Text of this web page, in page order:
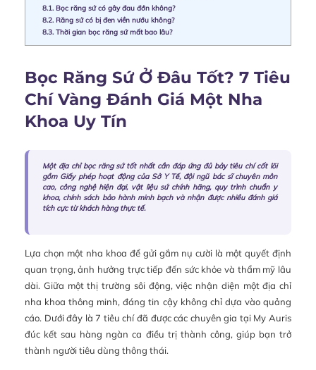
8.1. Bọc răng sứ có gây đau đớn không?
8.2. Răng sứ có bị đen viền nướu không?
8.3. Thời gian bọc răng sứ mất bao lâu?
Bọc Răng Sứ Ở Đâu Tốt? 7 Tiêu
Chí Vàng Đánh Giá Một Nha
Khoa Uy Tín
Một địa chỉ bọc răng sứ tốt nhất cần đáp ứng đủ bảy tiêu chí cốt lõi
gồm Giấy phép hoạt động của Sở Y Tế, đội ngũ bác sĩ chuyên môn
cao, công nghệ hiện đại, vật liệu sứ chính hãng, quy trình chuẩn y
khoa, chính sách bảo hành minh bạch và nhận được nhiều đánh giá
tích cực từ khách hàng thực tế.
Lựa chọn một nha khoa để gửi gắm nụ cười là một quyết định
quan trọng, ảnh hưởng trực tiếp đến sức khỏe và thẩm mỹ lâu
dài. Giữa một thị trường sôi động, việc nhận diện một địa chỉ
nha khoa thông minh, đáng tin cậy không chỉ dựa vào quảng
cáo. Dưới đây là 7 tiêu chí đã được các chuyên gia tại My Auris
đúc kết sau hàng ngàn ca điều trị thành công, giúp bạn trở
thành người tiêu dùng thông thái.